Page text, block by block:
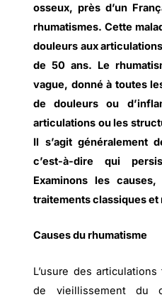
osseux, près d’un
rhumatismes. Cette
douleurs aux
de 50 ans. Le
vague, donné à toutes
de douleurs ou
articulations ou les
Il s’agit généralement
c’est-à-dire qui
Examinons les
traitements classiques et
Causes du rhumatisme
L’usure des
de vieillissement du